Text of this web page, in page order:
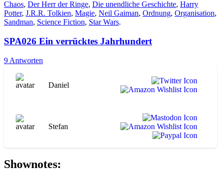
Chaos, Der Herr der Ringe, Die unendliche Geschichte, Harry
Potter, J.R.R. Tolkien, Magie, Neil Gaiman, Ordnung, Organisation,
Sandman, Science Fiction, Star Wars.
SPA026 Ein verrücktes Jahrhundert
9 Antworten
Daniel
Stefan
Shownotes: